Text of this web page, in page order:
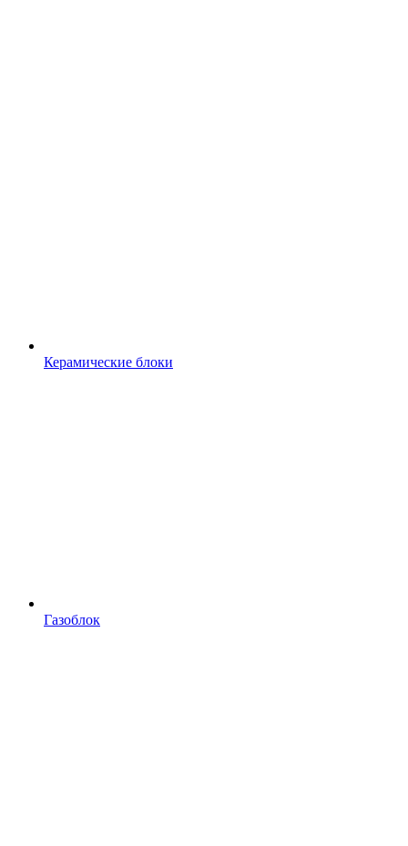
Керамические блоки
Газоблок